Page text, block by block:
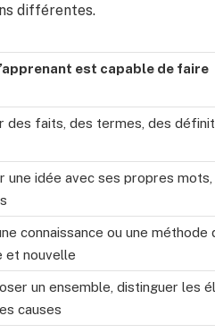
différentes.
est capable de faire
des faits, des termes, des
une idée avec ses propres
connaissance ou une méthode
et nouvelle
un ensemble, distinguer les
causes